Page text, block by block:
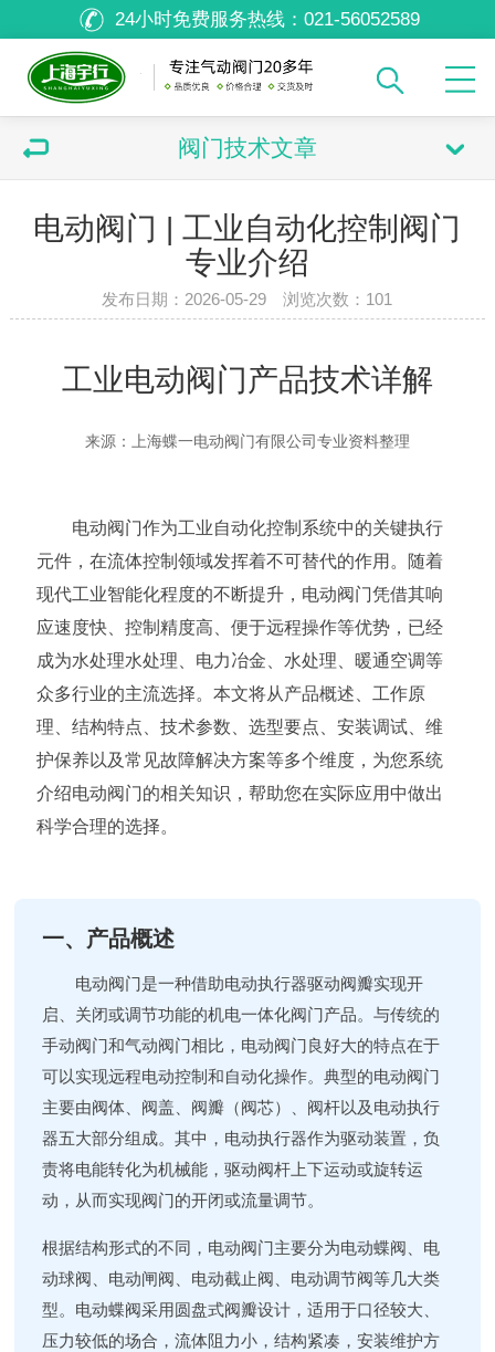
24小时免费服务热线： 021-56052589
阀门技术文章
电动阀门 | 工业自动化控制阀门
专业介绍
发布日期：2026-05-29 浏览次数： 101
工业电动阀门产品技术详解
来源：上海蝶一电动阀门有限公司专业资料整理
电动阀门作为工业自动化控制系统中的关键执行
元件，在流体控制领域发挥着不可替代的作用。随着
现代工业智能化程度的不断提升，电动阀门凭借其响
应速度快、控制精度高、便于远程操作等优势，已经
成为水处理水处理、电力冶金、水处理、暖通空调等
众多行业的主流选择。本文将从产品概述、工作原
理、结构特点、技术参数、选型要点、安装调试、维
护保养以及常见故障解决方案等多个维度，为您系统
介绍电动阀门的相关知识，帮助您在实际应用中做出
科学合理的选择。
一、产品概述
电动阀门是一种借助电动执行器驱动阀瓣实现开
启、关闭或调节功能的机电一体化阀门产品。与传统的
手动阀门和气动阀门相比，电动阀门良好大的特点在于
可以实现远程电动控制和自动化操作。典型的电动阀门
主要由阀体、阀盖、阀瓣（阀芯）、阀杆以及电动执行
器五大部分组成。其中，电动执行器作为驱动装置，负
责将电能转化为机械能，驱动阀杆上下运动或旋转运
动，从而实现阀门的开闭或流量调节。
根据结构形式的不同，电动阀门主要分为电动蝶阀、电
动球阀、电动闸阀、电动截止阀、电动调节阀等几大类
型。电动蝶阀采用圆盘式阀瓣设计，适用于口径较大、
压力较低的场合，流体阻力小，结构紧凑，安装维护方